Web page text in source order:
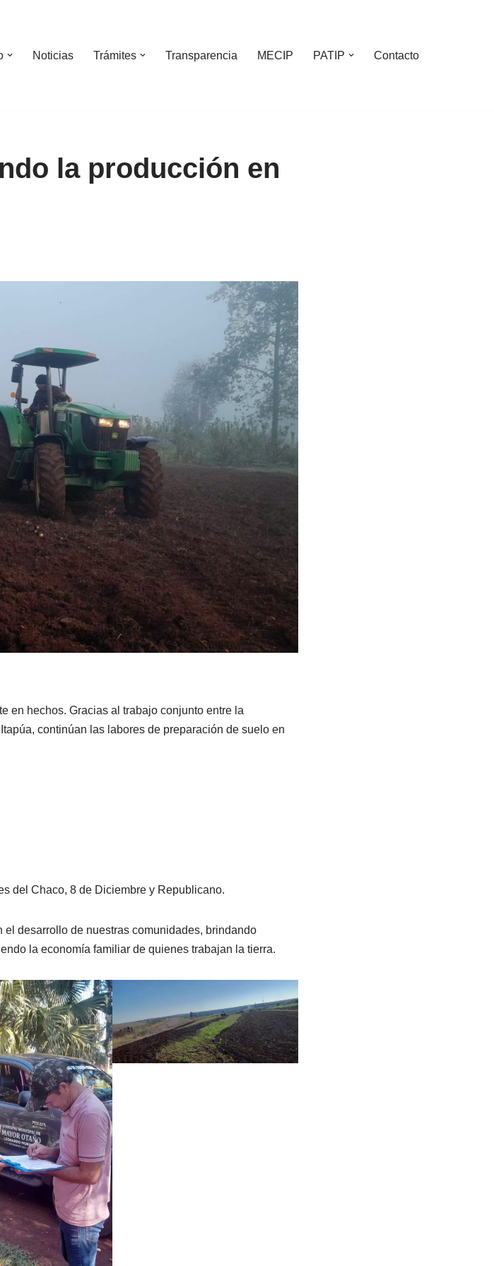
Noticias Trámites Transparencia MECIP PATIP Contacto
la producción en
en hechos. Gracias al trabajo conjunto entre la
continúan las labores de preparación de suelo en
del Chaco, 8 de Diciembre y Republicano.
desarrollo de nuestras comunidades, brindando
la economía familiar de quienes trabajan la tierra.